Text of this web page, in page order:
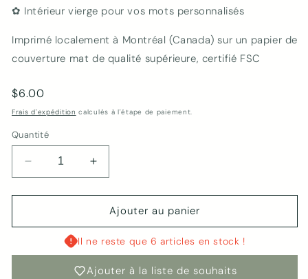
✿ Intérieur vierge pour vos mots personnalisés
Imprimé localement à Montréal (Canada) sur un papier de
couverture mat de qualité supérieure, certifié FSC
Prix
habituel
$6.00
Frais d'expédition calculés à l'étape de paiement.
Quantité
Réduire
la
quantité
Carte
bleues
Augmenter
la
quantité
Carte
Fleurs
bleues
—
Ajouter au panier
Il ne reste que 6 articles en stock !
Ajouter à la liste de souhaits